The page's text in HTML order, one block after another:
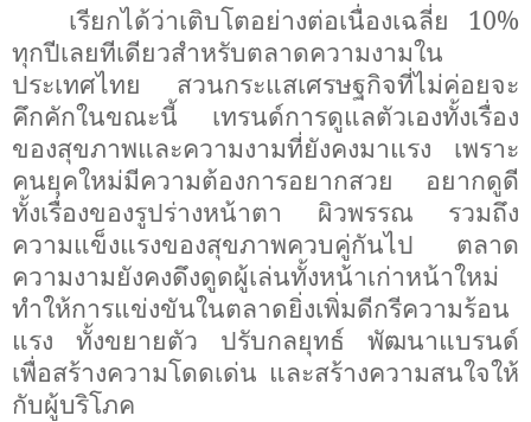
เรียกได้ว่าเติบโตอย่างต่อเนื่องเฉลี่ย 10%
ทุกปีเลยทีเดียวสำหรับตลาดความงามใน
ประเทศไทย สวนกระแสเศรษฐกิจที่ไม่ค่อยจะ
คึกคักในขณะนี้ เทรนด์การดูแลตัวเองทั้งเรื่อง
ของสุขภาพและความงามที่ยังคงมาแรง เพราะ
คนยุคใหม่มีความต้องการอยากสวย อยากดูดี
ทั้งเรื่องของรูปร่างหน้าตา ผิวพรรณ รวมถึง
ความแข็งแรงของสุขภาพควบคู่กันไป ตลาด
ความงามยังคงดึงดูดผู้เล่นทั้งหน้าเก่าหน้าใหม่
ทำให้การแข่งขันในตลาดยิ่งเพิ่มดีกรีความร้อน
แรง ทั้งขยายตัว ปรับกลยุทธ์ พัฒนาแบรนด์
เพื่อสร้างความโดดเด่น และสร้างความสนใจให้
กับผู้บริโภค